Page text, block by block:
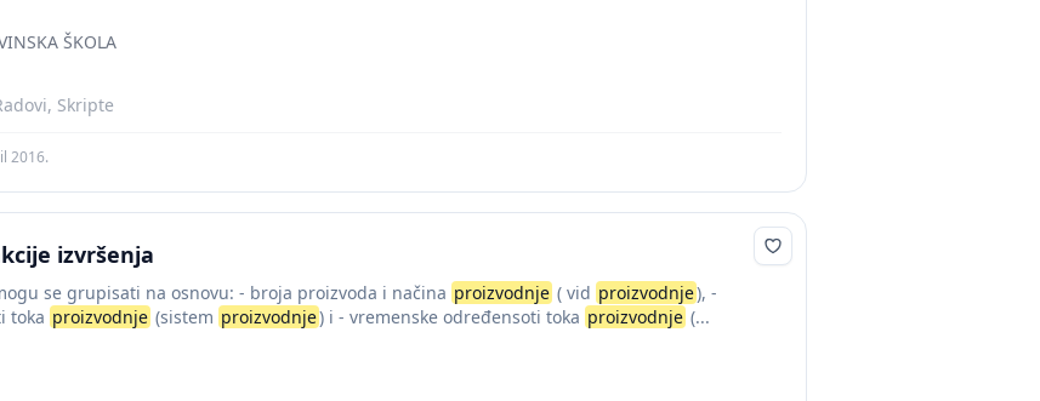
ŠKOLA
Skripte
2016.
izvršenja
se grupisati na osnovu: - broja proizvoda i načina proizvodnje ( vid proizvodnje), -
toka proizvodnje (sistem proizvodnje) i - vremenske određensoti toka proizvodnje (...